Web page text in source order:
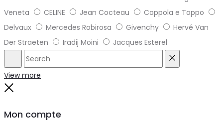
Veneta
CELINE Jean Cocteau
Coppola e Toppo
Delvaux
Mercedes Robirosa Givenchy
Hervé Van
Der Straeten
Iradij Moini Jacques Esterel
Search
View more
Mon compte